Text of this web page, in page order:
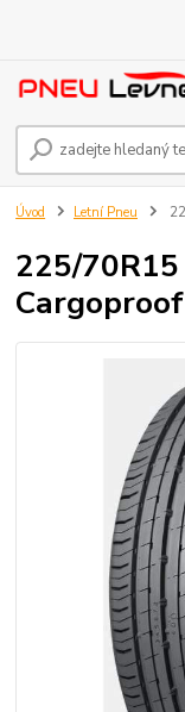
Úvod Letní Pneu
225/